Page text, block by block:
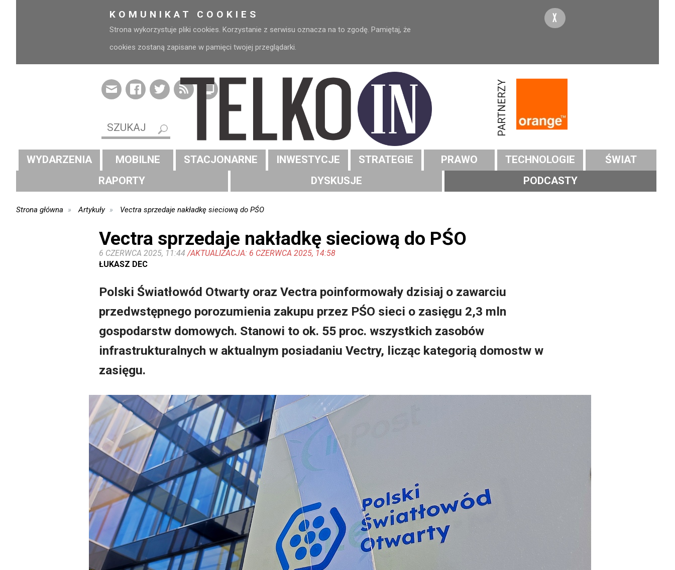
KOMUNIKAT COOKIES
Strona wykorzystuje pliki cookies. Korzystanie z serwisu oznacza na to zgodę. Pamiętaj, że
cookies zostaną zapisane w pamięci twojej przeglądarki.
X
PARTNERZY
WYDARZENIA MOBILNE STACJONARNE INWESTYCJE STRATEGIE PRAWO TECHNOLOGIE
ŚWIAT
RAPORTY
DYSKUSJE PODCASTY
Strona główna Artykuły Vectra sprzedaje nakładkę sieciową do PŚO
Vectra sprzedaje nakładkę sieciową do PŚO
6 CZERWCA 2025, 11:44 /AKTUALIZACJA: 6 CZERWCA 2025, 14:58
ŁUKASZ DEC
Polski Światłowód Otwarty oraz Vectra poinformowały dzisiaj o zawarciu
przedwstępnego porozumienia zakupu przez PŚO sieci o zasięgu 2,3 mln
gospodarstw domowych. Stanowi to ok. 55 proc. wszystkich zasobów
infrastrukturalnych w aktualnym posiadaniu Vectry, licząc kategorią domostw w
zasięgu.